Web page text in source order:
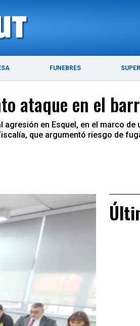
FUNEBRES
PUERTO MADRYN
ataque en el
en Esquel, en el marco de
que argumentó riesgo de